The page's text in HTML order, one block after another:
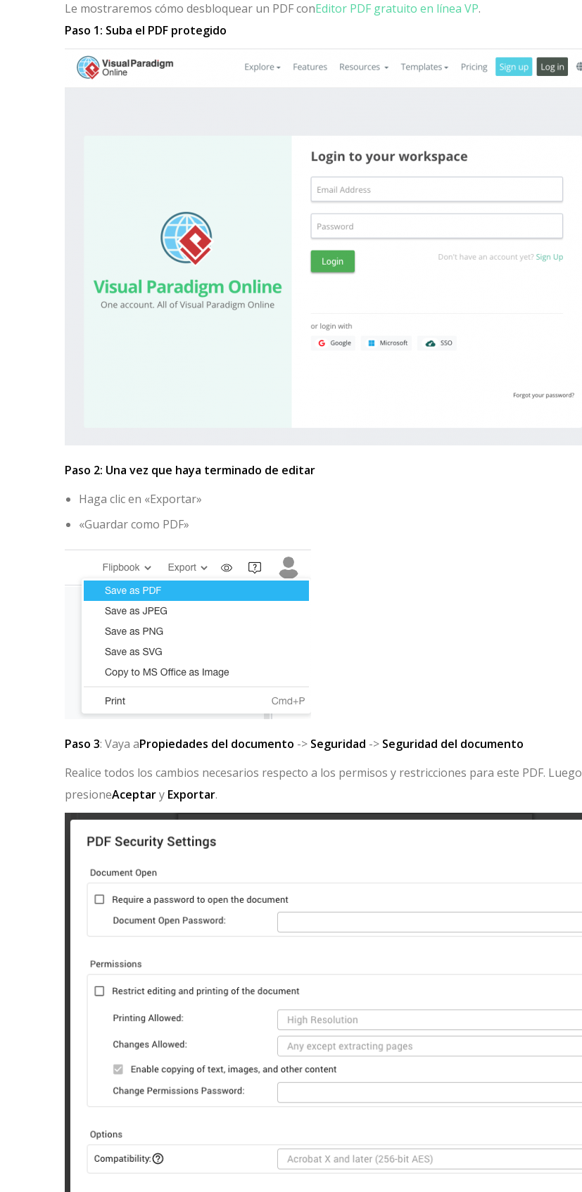
Le mostraremos cómo desbloquear un PDF conEditor PDF gratuito en línea VP.
Paso 1: Suba el PDF protegido
Paso 2: Una vez que haya terminado de editar
Haga clic en «Exportar»
«Guardar como PDF»
Paso 3: Vaya aPropiedades del documento -> Seguridad -> Seguridad del documento
Realice todos los cambios necesarios respecto a los permisos y restricciones para este PDF. Luego
presioneAceptary Exportar.